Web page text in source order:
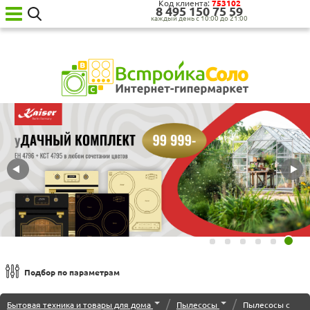
8‍ 4‍9‍5‍ 1‍5‍0‍ 7‍5‍ 5‍9‍
каждый день с 10:00 до 21:00
Код клиента: 753102
Ваш
товаров
Бытовая
техника
кухни
Бытовая
техника
дома
Сантехника
Уценённая
О нас
Подбор по параметрам
Сортировка по
Бытовая техника и товары для дома / Пылесосы /
Пылесосы с